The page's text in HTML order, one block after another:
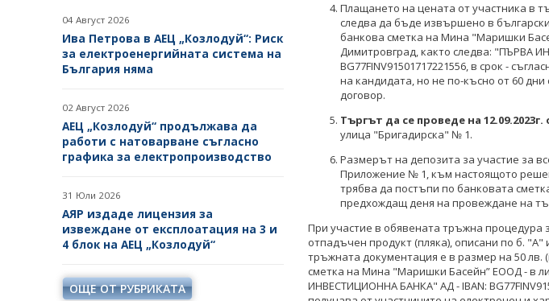
04 Август 2026
Ива Петрова в АЕЦ „Козлодуй“: Риск
за електроенергийната система на
България няма
02 Август 2026
АЕЦ „Козлодуй“ продължава да
работи с натоварване съгласно
графика за електропроизводство
31 Юли 2026
АЯР издаде лицензия за
извеждане от експлоатация на 3 и
4 блок на АЕЦ „Козлодуй“
ОЩЕ ОТ РУБРИКАТА
Плащането на цената от участника в
следва да бъде извършено в
банкова сметка на Мина "Маришки
Димитровград, както следва: "ПЪРВА
BG77FINV91501717221556, в срок -
на кандидата, но не по-късно от 60
договор.
Търгът да се проведе на 12.09.2023г.
улица "Бригадирска" № 1.
Размерът на депозита за участие за
Приложение № 1, към настоящото
трябва да постъпи по банковата
предхождащ деня на провеждане на
При участие в обявената тръжна
отпадъчен продукт (пляка), описани по б.
тръжната документация е в размер на 50 лв.
сметка на Мина "Маришки Басейн” ЕООД - в
ИНВЕСТИЦИОННА БАНКА" АД - IBAN: